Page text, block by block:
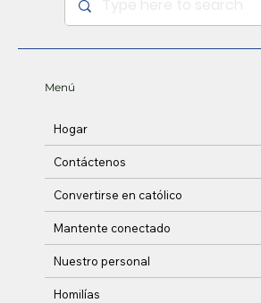
Menú
Hogar
Contáctenos
Convertirse en católico
Mantente conectado
Nuestro personal
Homilías